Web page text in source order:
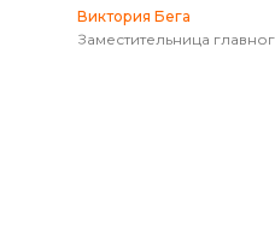
Виктория Бега
Заместительница